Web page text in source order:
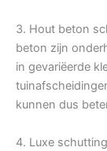
3. Hout beton
beton zijn
in gevariëerde
kunnen dus
4. Luxe